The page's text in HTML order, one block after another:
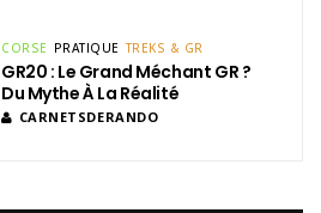
CORSE PRATIQUE TREKS & GR
GR20 : Le Grand Méchant GR ?
Du Mythe À La Réalité
CARNETSDERANDO